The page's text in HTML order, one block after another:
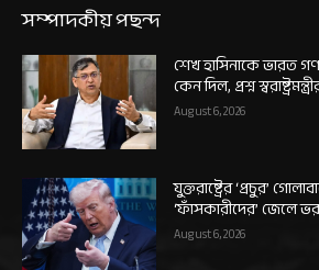
সম্পাদকীয় পছন্দ
শেখ হাসিনাকে ভারত
কেন দিল, প্রশ্ন
August 6, 2026
যুক্তরাষ্ট্রের ‘প্রচুর’
‘ফাঁসকারীদের’ জেলে
August 6, 2026